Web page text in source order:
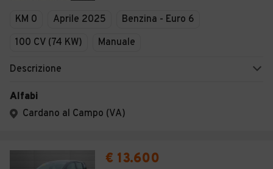
KM 0 Aprile 2025
Benzina - Euro 6
100 CV (74 KW)
Manuale
Descrizione
Alfabi
Cardano al Campo (VA)
€ 13.600